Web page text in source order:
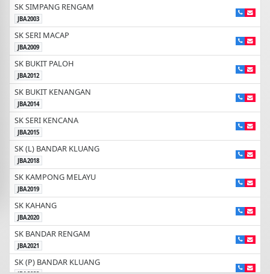
November
06
BIL.4/2026
November
05 DEWAN SEMARAK, PPD KLUANG
November
04 BILIK MESYUARAT SMK SIMPANG RENGGAM
November
04
November
03
PENGENDALIAN DAN KESELAMATAN
PEPERIKSAAN SPM 2026 BERSMA
PERINGKAT DAERAH
PKG KLUANG TIMUR
SK SIMPANG RENGAM
JBA2003
SK SERI MACAP
JBA2009
SK BUKIT PALOH
JBA2012
SK BUKIT KENANGAN
JBA2014
SK SERI KENCANA
JBA2015
SK (L) BANDAR KLUANG
JBA2018
SK KAMPONG MELAYU
JBA2019
SK KAHANG
JBA2020
SK BANDAR RENGAM
JBA2021
SK (P) BANDAR KLUANG